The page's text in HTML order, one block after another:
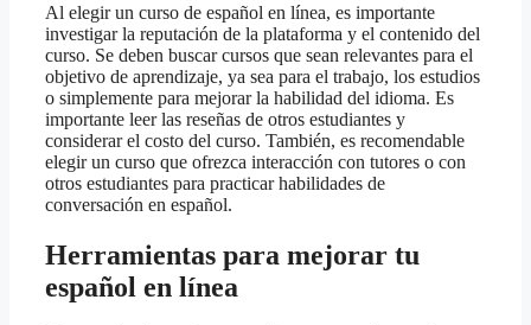
Al elegir un curso de español en línea, es importante
investigar la reputación de la plataforma y el contenido del
curso. Se deben buscar cursos que sean relevantes para el
objetivo de aprendizaje, ya sea para el trabajo, los estudios
o simplemente para mejorar la habilidad del idioma. Es
importante leer las reseñas de otros estudiantes y
considerar el costo del curso. También, es recomendable
elegir un curso que ofrezca interacción con tutores o con
otros estudiantes para practicar habilidades de
conversación en español.
Herramientas para mejorar tu
español en línea